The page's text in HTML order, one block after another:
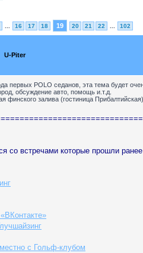
16 17 18 19 20 21 22 102
U-Piter
первых POLO седанов, эта тема будет
обсуждение авто, помощь и.т.д.
финского залива (гостиница
со встречами которые прошли ранее
с Гольф-клубом